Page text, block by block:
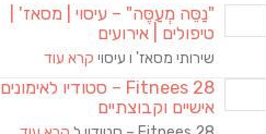
"נַסֵּה מְעַסֶּה" – עיסוי | מסאז' |
טיפולים | אירועים
שירותי מסאז' ו עיסוי קרא עוד
Fitnees 28 – סטודיו לאימונים
אישיים וקבוצתיים